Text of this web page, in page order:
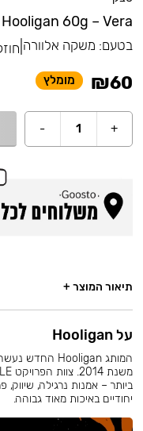
Hooligan 60g – Vera
בטעם: משקה אלוורה
₪60 מומלץ
+
1
-
תיאור המוצר +
על Hooligan
ביותר – אמנות נרגילה, שיווק,
יחודיים באיכות מאוד גבוהה.